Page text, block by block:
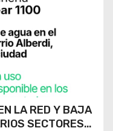
LA RED Y BAJA
SECTORES